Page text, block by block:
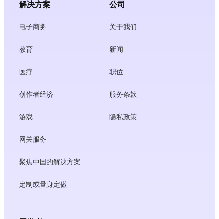
解决方案
电子商务
教育
医疗
创作者经济
游戏
网关服务
聚焦中国的解决方案
定制或量身定做
公司
关于我们
新闻
职位
服务条款
隐私政策